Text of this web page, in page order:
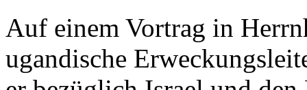
Auf einem Vortrag in
ugandische